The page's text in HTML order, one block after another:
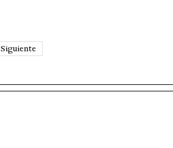
Siguiente